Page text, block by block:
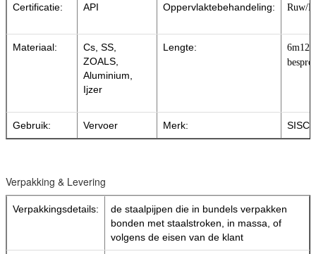
Certificatie: API Oppervlaktebehandeling: Ruw/
Materiaal:
Cs, SS,
ZOALS,
Aluminium,
Ijzer
Lengte:
Gebruik: Vervoer Merk:
Verpakking & Levering
Verpakkingsdetails:
de staalpijpen die in bundels verpakken
bonden met staalstroken, in massa, of
volgens de eisen van de klant